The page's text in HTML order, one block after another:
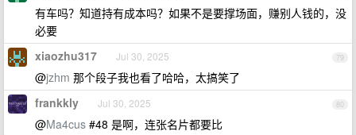
有车吗？知道持有成本吗？如果不是要撑场面，赚别人钱的，没
必要
79
xiaozhu317 Jul 30, 2025
@jzhm 那个段子我也看了哈哈，太搞笑了
80
frankkly Jul 30, 2025
@Ma4cus #48 是啊，连张名片都要比